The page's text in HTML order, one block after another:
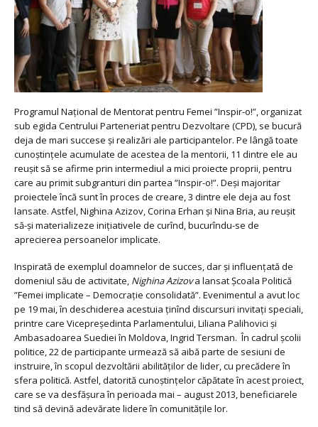
Programul Național de Mentorat pentru Femei ”Inspir-o!”, organizat
sub egida Centrului Parteneriat pentru Dezvoltare (CPD), se bucură
deja de mari succese și realizări ale participantelor. Pe lângă toate
cunoștințele acumulate de acestea de la mentorii, 11 dintre ele au
reușit să se afirme prin intermediul a mici proiecte proprii, pentru
care au primit subgranturi din partea ”Inspir-o!”. Deși majoritar
proiectele încă sunt în proces de creare, 3 dintre ele deja au fost
lansate. Astfel, Nighina Azizov, Corina Erhan și Nina Bria, au reușit
să-și materializeze inițiativele de curînd, bucurîndu-se de
aprecierea persoanelor implicate.
Inspirată de exemplul doamnelor de succes, dar și influențată de
domeniul său de activitate, Nighina Azizova lansat Școala Politică
”Femei implicate – Democrație consolidată”. Evenimentul a avut loc
pe 19 mai, în deschiderea acestuia ținînd discursuri invitați speciali,
printre care Vicepreședinta Parlamentului, Liliana Palihovici și
Ambasadoarea Suediei în Moldova, Ingrid Tersman. În cadrul școlii
politice, 22 de participante urmează să aibă parte de sesiuni de
instruire, în scopul dezvoltării abilităților de lider, cu precădere în
sfera politică. Astfel, datorită cunoștințelor căpătate în acest proiect,
care se va desfășura în perioada mai – august 2013, beneficiarele
tind să devină adevărate lidere în comunitățile lor.